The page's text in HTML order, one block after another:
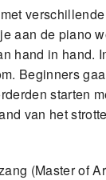
aan de piano
hand in hand.
Beginners
starten
van het
(Master of